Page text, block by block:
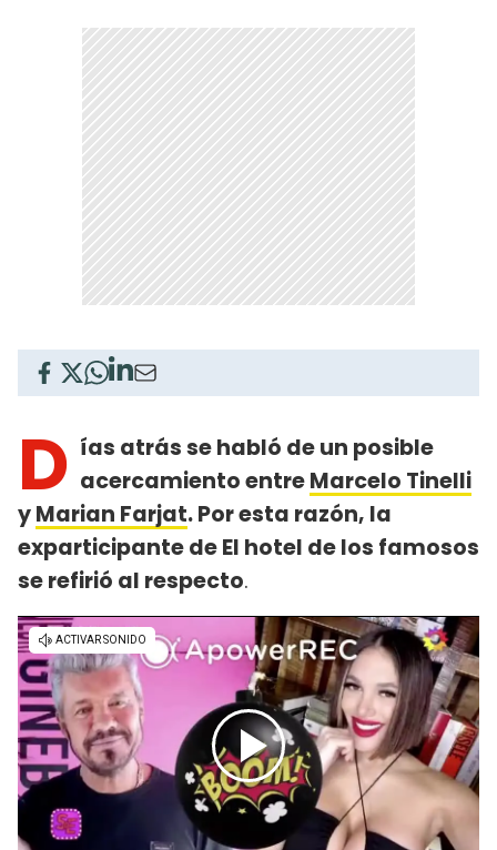
D ías atrás se habló de un posible
acercamiento entreMarcelo Tinelli
yMarian Farjat. Por esta razón, la
exparticipante de El hotel de los famosos
se refirió al respecto.